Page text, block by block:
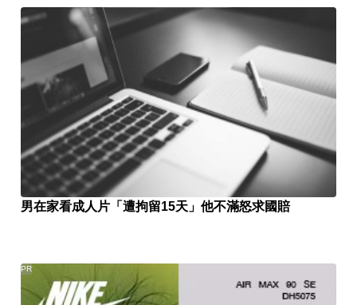
男在家看成人片「遭拘留15天」他不滿怒求國賠
PR